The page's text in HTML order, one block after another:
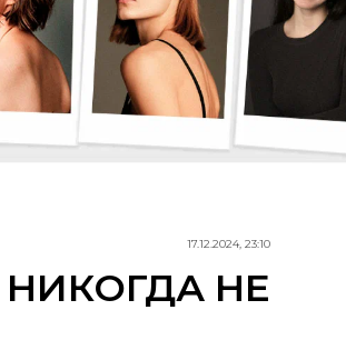
17.12.2024, 23:10
НЕ